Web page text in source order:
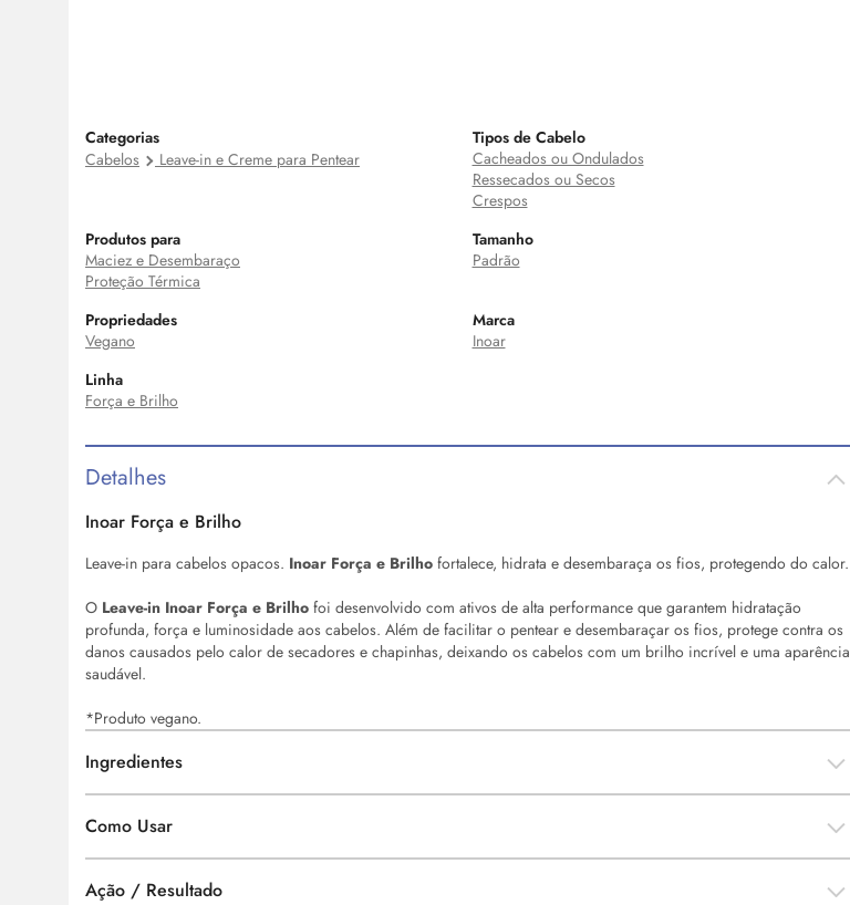
Categorias
Cabelos
Leave-in e Creme para Pentear
Tipos de Cabelo
Cacheados ou Ondulados
Ressecados ou Secos
Crespos
Produtos para
Maciez e Desembaraço
Proteção Térmica
Tamanho
Padrão
Propriedades
Vegano
Marca
Inoar
Linha
Força e Brilho
Detalhes
Inoar Força e Brilho
Leave-in para cabelos opacos. Inoar Força e Brilho fortalece, hidrata e desembaraça os fios, protegendo do calor.
O Leave-in Inoar Força e Brilho foi desenvolvido com ativos de alta performance que garantem hidratação
profunda, força e luminosidade aos cabelos. Além de facilitar o pentear e desembaraçar os fios, protege contra os
danos causados pelo calor de secadores e chapinhas, deixando os cabelos com um brilho incrível e uma aparência
saudável.
*Produto vegano.
Ingredientes
Como Usar
Ação / Resultado